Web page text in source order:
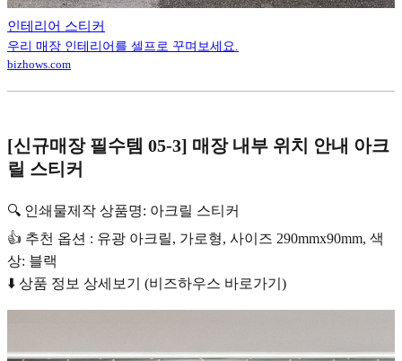
인테리어 스티커
우리 매장 인테리어를 셀프로 꾸며보세요.
bizhows.com
[신규매장 필수템 05-3] 매장 내부 위치 안내 아크
릴 스티커
🔍 인쇄물제작 상품명: 아크릴 스티커
👍 추천 옵션 : 유광 아크릴, 가로형, 사이즈 290mmx90mm, 색
상: 블랙
⬇️ 상품 정보 상세보기 (비즈하우스 바로가기)